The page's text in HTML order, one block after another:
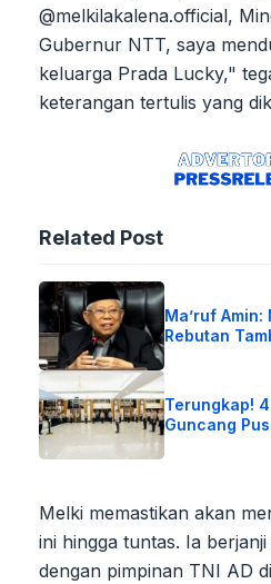
@melkilakalena.official,
Gubernur NTT, saya
keluarga Prada Lucky,"
keterangan tertulis yang
Related Post
Ma’ruf Amin:
Rebutan
Terungkap!
Guncang
Melki memastikan akan
ini hingga tuntas. Ia
dengan pimpinan TNI AD